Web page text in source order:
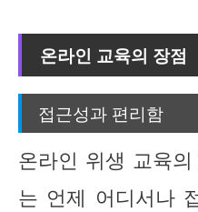
온라인 교육의 장점
접근성과 편리함
온라인 위생 교육
는 언제 어디서나